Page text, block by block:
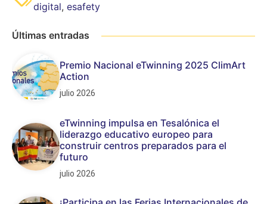
digital, esafety
Últimas entradas
Premio Nacional eTwinning 2025 ClimArt
Action
julio 2026
eTwinning impulsa en Tesalónica el
liderazgo educativo europeo para
construir centros preparados para el
futuro
julio 2026